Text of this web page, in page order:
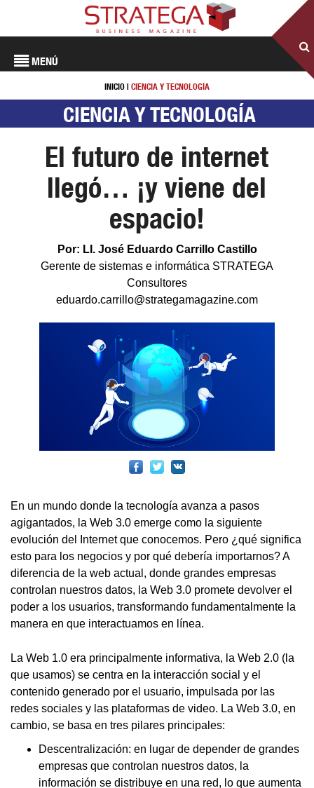
MENÚ
INICIO | CIENCIA Y TECNOLOGÍA
CIENCIA Y TECNOLOGÍA
El futuro de internet
llegó… ¡y viene del
espacio!
Por: LI. José Eduardo Carrillo Castillo
Gerente de sistemas e informática STRATEGA
Consultores
eduardo.carrillo@strategamagazine.com
En un mundo donde la tecnología avanza a pasos
agigantados, la Web 3.0 emerge como la siguiente
evolución del Internet que conocemos. Pero ¿qué significa
esto para los negocios y por qué debería importarnos? A
diferencia de la web actual, donde grandes empresas
controlan nuestros datos, la Web 3.0 promete devolver el
poder a los usuarios, transformando fundamentalmente la
manera en que interactuamos en línea.
La Web 1.0 era principalmente informativa, la Web 2.0 (la
que usamos) se centra en la interacción social y el
contenido generado por el usuario, impulsada por las
redes sociales y las plataformas de video. La Web 3.0, en
cambio, se basa en tres pilares principales:
Descentralización: en lugar de depender de grandes
empresas que controlan nuestros datos, la
información se distribuye en una red, lo que aumenta